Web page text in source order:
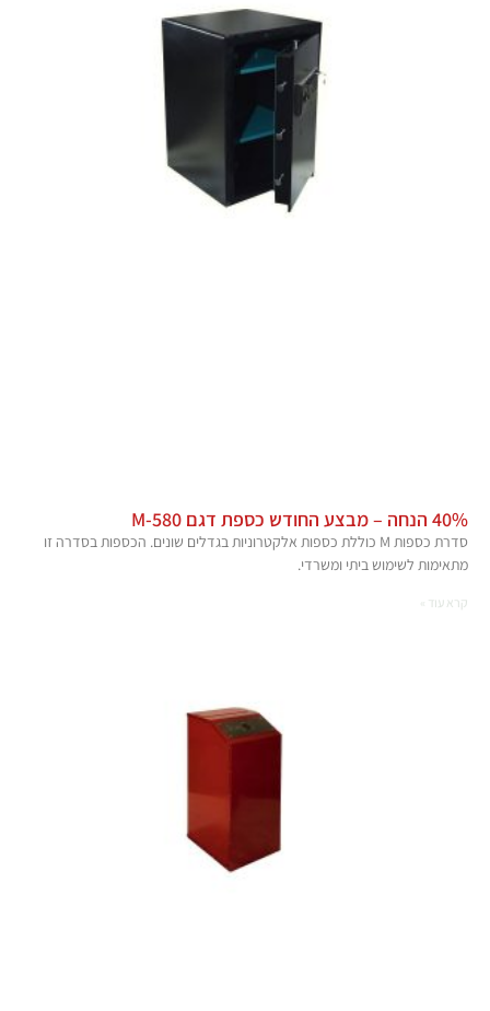
40% הנחה – מבצע החודש כספת דגם M-580
סדרת כספות M כוללת כספות אלקטרוניות בגדלים שונים. הכספות בסדרה זו
מתאימות לשימוש ביתי ומשרדי.
קרא עוד »